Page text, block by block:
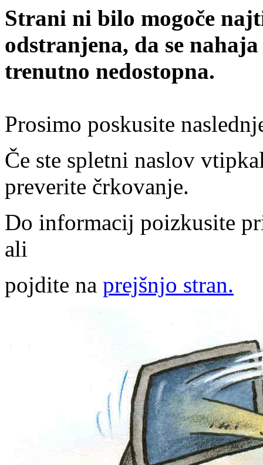
Strani ni bilo mogoče
odstranjena, da se
trenutno nedostopna.
Prosimo poskusite
Če ste spletni naslov
preverite črkovanje.
Do informacij poizkusite
ali
pojdite na prejšnjo stran.